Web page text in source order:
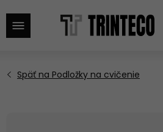
VYHĽADAŤ